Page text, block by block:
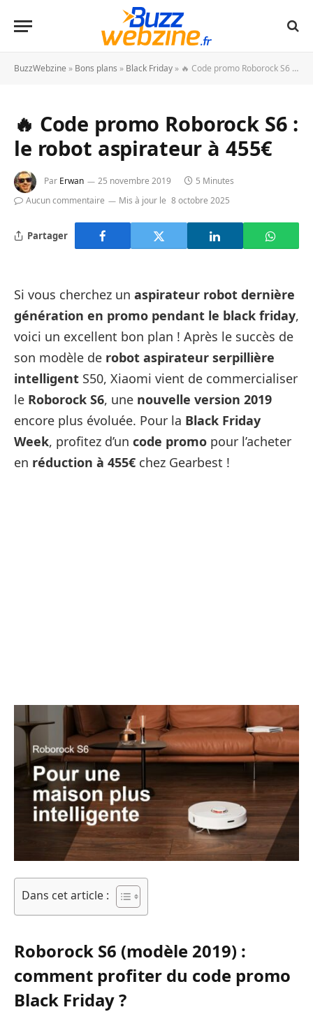
BuzzWebzine » Bons plans » Black Friday » 🔥 Code promo Roborock S6 : le robot aspirateur à 455€
🔥 Code promo Roborock S6 :
le robot aspirateur à 455€
Par Erwan 25 novembre 2019
5 Minutes
Aucun commentaire
Mis à jour le 8 octobre 2025
Partager
Si vous cherchez un aspirateur robot dernière
génération en promo pendant le black friday,
voici un excellent bon plan ! Après le succès de
son modèle de robot aspirateur serpillière
intelligent S50, Xiaomi vient de commercialiser
le Roborock S6, une nouvelle version 2019
encore plus évoluée. Pour la Black Friday
Week, profitez d’un code promo pour l’acheter
en réduction à 455€ chez Gearbest !
Dans cet article :
Roborock S6 (modèle 2019) :
comment profiter du code promo
Black Friday ?